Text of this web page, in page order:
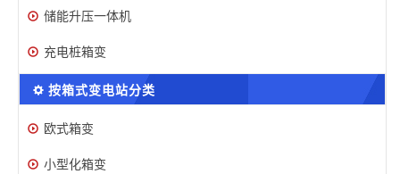
储能升压一体机
充电桩箱变
按箱式变电站分类
欧式箱变
小型化箱变